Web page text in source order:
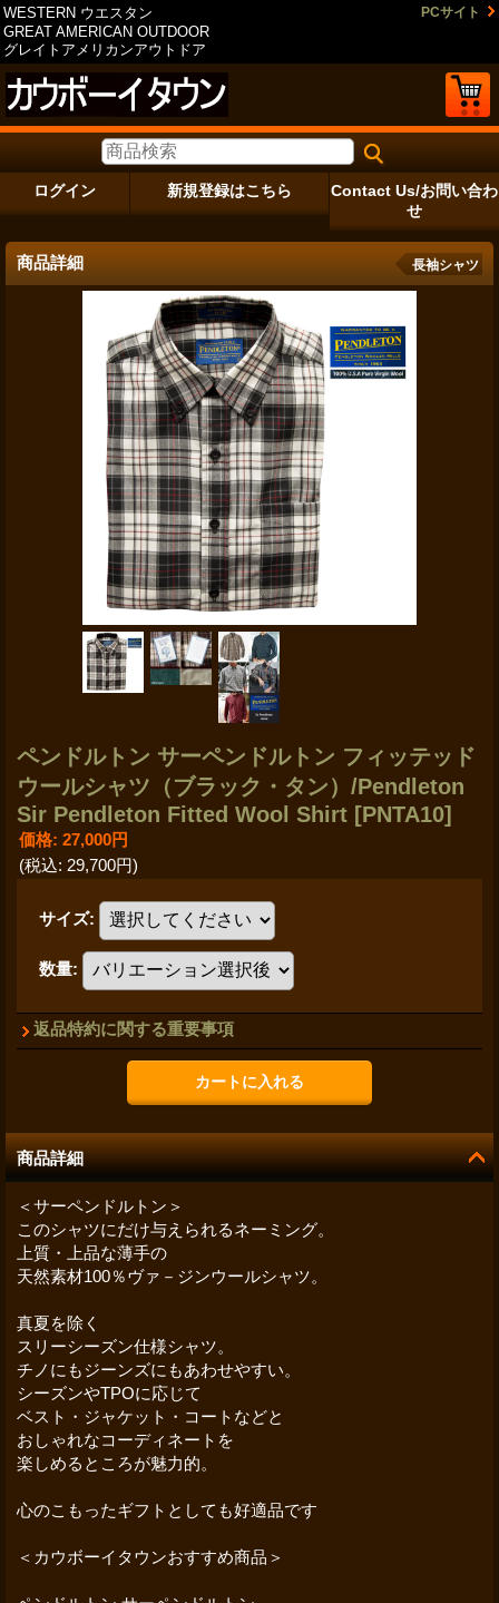
WESTERN ウエスタン
GREAT AMERICAN OUTDOOR
グレイトアメリカンアウトドア
PCサイト
ログイン 新規登録はこちら
Contact Us/お問い合わ
せ
商品詳細 長袖シャツ
ペンドルトン サーペンドルトン フィッテッド
ウールシャツ（ブラック・タン）/Pendleton
Sir Pendleton Fitted Wool Shirt [PNTA10]
価格: 27,000円
(税込: 29,700円)
サイズ:
数量:
返品特約に関する重要事項
商品詳細
＜サーペンドルトン＞
このシャツにだけ与えられるネーミング。
上質・上品な薄手の
天然素材100％ヴァ－ジンウールシャツ。
真夏を除く
スリーシーズン仕様シャツ。
チノにもジーンズにもあわせやすい。
シーズンやTPOに応じて
ベスト・ジャケット・コートなどと
おしゃれなコーディネートを
楽しめるところが魅力的。
心のこもったギフトとしても好適品です
＜カウボーイタウンおすすめ商品＞